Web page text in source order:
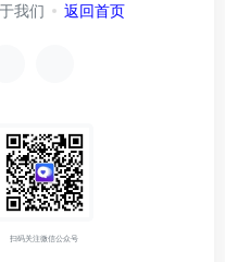
我们 返回首页
扫码关注微信公众号